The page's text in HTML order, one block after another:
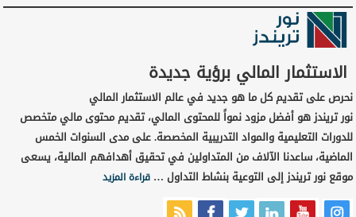
الاستثمار المالي برؤية جديدة
نحرص على تقديم كل ما هو جديد في عالم الاستثمار المالي
نور تريندز هو أفضل مزود نمواً للمحتوى المالي، تقديم محتوى مالي متخصص
للدورات التعليمية والمواد التدريبية المخصصة. على مدى السنوات الخمس
الماضية، ساعدنا الآلاف من المتداولين في تحقيق أهدافهم المالية، يسعى
موقع نور تريندز إلى التوعية بنشاط التداول …قراءة المزيد